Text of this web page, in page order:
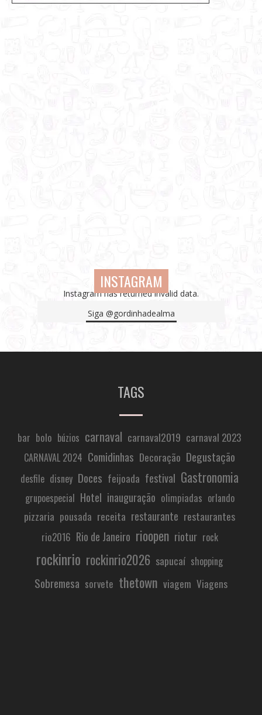
INSTAGRAM
Instagram has returned invalid data.
Siga @gordinhadealma
TAGS
bar bolo búzios carnaval carnaval2019 carnaval 2023
CARNAVAL 2024 Comidinhas Decoração Degustação
desfile disney Doces feijoada festival Gastronomia
grupoespecial Hotel inauguração olimpiadas orlando
pizzaria pousada receita restaurante restaurantes
rio2016 Rio de Janeiro rioopen riotur rock
rockinrio rockinrio2026 sapucaí shopping
Sobremesa sorvete thetown viagem Viagens